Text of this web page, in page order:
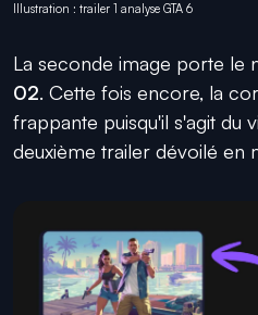
Illustration : trailer 1 analyse GTA 6
La seconde image porte le
02. Cette fois encore, la
frappante puisqu'il s'agit du
deuxième trailer dévoilé en